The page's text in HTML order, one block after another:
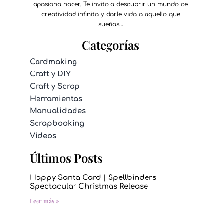
apasiona hacer. Te invito a descubrir un mundo de
creatividad infinita y darle vida a aquello que
sueñas…
Categorías
Cardmaking
Craft y DIY
Craft y Scrap
Herramientas
Manualidades
Scrapbooking
Videos
Últimos Posts
Happy Santa Card | Spellbinders
Spectacular Christmas Release
Leer más »